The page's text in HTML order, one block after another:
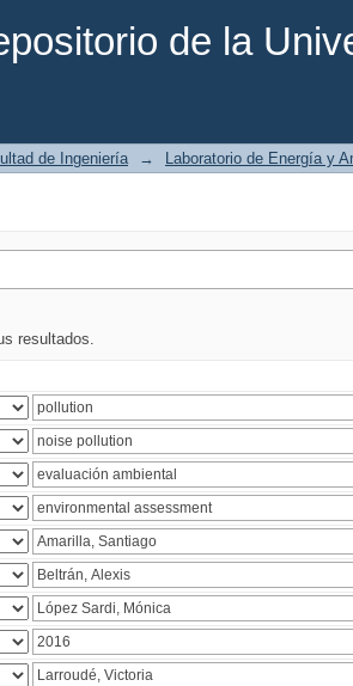
de la
de Ingeniería → Laboratorio de Energía y
resultados.